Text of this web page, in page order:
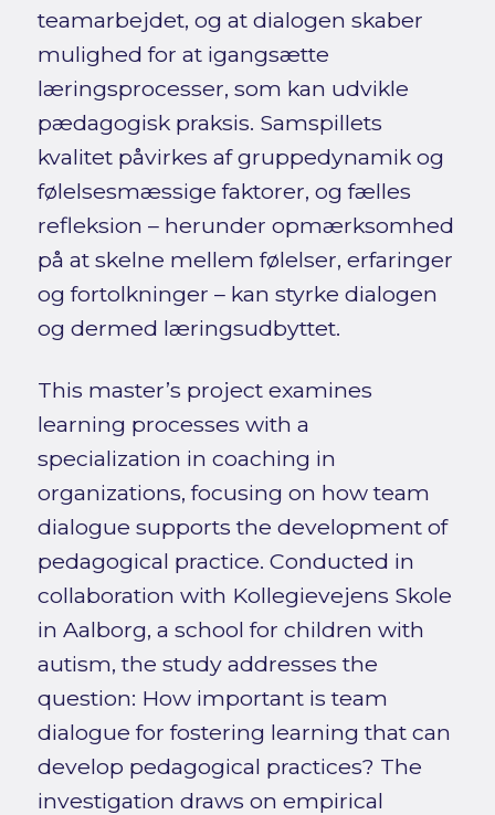
teamarbejdet, og at dialogen skaber
mulighed for at igangsætte
læringsprocesser, som kan udvikle
pædagogisk praksis. Samspillets
kvalitet påvirkes af gruppedynamik og
følelsesmæssige faktorer, og fælles
refleksion – herunder opmærksomhed
på at skelne mellem følelser, erfaringer
og fortolkninger – kan styrke dialogen
og dermed læringsudbyttet.
This master’s project examines
learning processes with a
specialization in coaching in
organizations, focusing on how team
dialogue supports the development of
pedagogical practice. Conducted in
collaboration with Kollegievejens Skole
in Aalborg, a school for children with
autism, the study addresses the
question: How important is team
dialogue for fostering learning that can
develop pedagogical practices? The
investigation draws on empirical